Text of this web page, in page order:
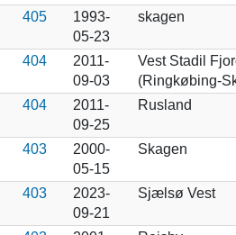
405
1993-
05-23
skagen
404
2011-
09-03
Vest Stadil
(Ringkøbing-
404
2011-
09-25
Rusland
403
2000-
05-15
Skagen
403
2023-
09-21
Sjælsø Vest